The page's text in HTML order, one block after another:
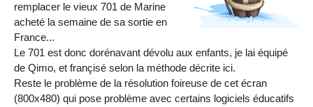
remplacer le vieux 701 de Marine
acheté la semaine de sa sortie en
France...
Le 701 est donc dorénavant dévolu aux enfants, je lai équipé
de Qimo, et françisé selon la méthode décrite ici.
Reste le problème de la résolution foireuse de cet écran
(800x480) qui pose problème avec certains logiciels éducatifs